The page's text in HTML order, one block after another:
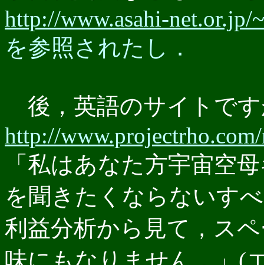
http://www.asahi-net.or.jp/
を参照されたし．
後，英語のサイトで
http://
「私はあなた方宇宙空
を聞きたくならないす
利益分析から見て，ス